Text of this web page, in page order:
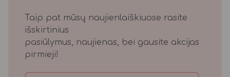
Taip pat mūsų naujienlaiškiuose rasite
išskirtinius
pasiūlymus, naujienas, bei gausite akcijas
pirmieji!